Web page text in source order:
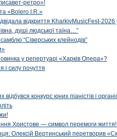
ретро»!
«Bolero I.R.»
відкриття KharkivMusicFest-2026
душі людської таїна…”
“Сіверських клейнодів”
у репертуарі «Харків Опера»?
і силу почуття
конкурс юних піаністів і
Христове — символ перемоги
Олексій Вертинський перетворив